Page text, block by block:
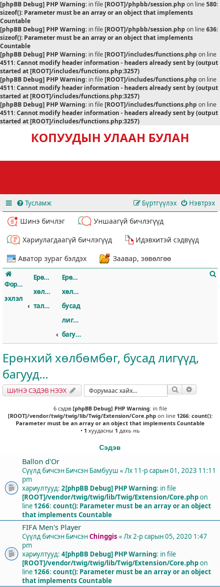
[phpBB Debug] PHP Warning: in file[ROOT]/phpbb/session.php on line580:
sizeof(): Parameter must be an array or an object that implements
Countable
[phpBB Debug] PHP Warning: in file[ROOT]/phpbb/session.php on line636:
sizeof(): Parameter must be an array or an object that implements
Countable
[phpBB Debug] PHP Warning: in file[ROOT]/includes/functions.php on line
4511:Cannot modify header information - headers already sent by (output
started at [ROOT]/includes/functions.php:3257)
[phpBB Debug] PHP Warning: in file[ROOT]/includes/functions.php on line
4511:Cannot modify header information - headers already sent by (output
started at [ROOT]/includes/functions.php:3257)
[phpBB Debug] PHP Warning: in file[ROOT]/includes/functions.php on line
4511:Cannot modify header information - headers already sent by (output
started at [ROOT]/includes/functions.php:3257)
КОПУУДЫН УЛААН БУЛАН
Тусламж Нэвтрэх
Бүртгүүлэх
Шинэ бичлэг
Уншаагүй бичлэгүүд
Хариулагдаагүй бичлэгүүд
Идэвхитэй сэдвүүд
Аватор зураг бэлдэх
Заавар, зөвөлгөө
Форумын
эхлэл
Ерөнхий
хөлбөмбөгийн
талаар
Ерөнхий
хөлбөмбөг,
бусад
лигүүд,
багууд...
Ерөнхий хөлбөмбөг, бусад лигүүд,
багууд...
ШИНЭ СЭДЭВ НЭЭХ Хайлт
6 сэдэв [phpBB Debug] PHP Warning: in file
[ROOT]/vendor/twig/twig/lib/Twig/Extension/Core.phpon line 1266: count():
Parameter must be an array or an object that implements Countable
• 1 хуудасны 1 дахь нь
Сэдэв
Ballon d'Or
Сүүлд бичсэн Бичсэн Бамбууш « Лх 11-р сарын 01, 2023 11:11
pm
хариултууд: 2[phpBB Debug] PHP Warning: in file
[ROOT]/vendor/twig/twig/lib/Twig/Extension/Core.phpon
line 1266: count(): Parameter must be an array or an object
that implements Countable
FIFA Men's Player
Сүүлд бичсэн БичсэнChinggis « Лх 2-р сарын 05, 2020 1:47
pm
хариултууд: 4[phpBB Debug] PHP Warning: in file
[ROOT]/vendor/twig/twig/lib/Twig/Extension/Core.phpon
line 1266: count(): Parameter must be an array or an object
that implements Countable